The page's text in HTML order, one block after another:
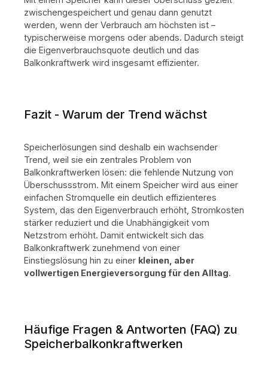
WLAN, RS485, LAN, Bluetooth Maße (B×T×H): 480
× 153 × 624 mm Gewicht: ca. 60 kg Schutzklasse:
IP65
zwischengespeichert und genau dann genutzt
werden, wenn der Verbrauch am höchsten ist –
typischerweise morgens oder abends. Dadurch steigt
die Eigenverbrauchsquote deutlich und das
Balkonkraftwerk wird insgesamt effizienter.
Fazit - Warum der Trend wächst
Speicherlösungen sind deshalb ein wachsender
Trend, weil sie ein zentrales Problem von
Balkonkraftwerken lösen: die fehlende Nutzung von
Überschussstrom. Mit einem Speicher wird aus einer
einfachen Stromquelle ein deutlich effizienteres
System, das den Eigenverbrauch erhöht, Stromkosten
stärker reduziert und die Unabhängigkeit vom
Netzstrom erhöht. Damit entwickelt sich das
Balkonkraftwerk zunehmend von einer
Einstiegslösung hin zu einer kleinen, aber
vollwertigen Energieversorgung für den Alltag.
Häufige Fragen & Antworten (FAQ) zu
Speicherbalkonkraftwerken